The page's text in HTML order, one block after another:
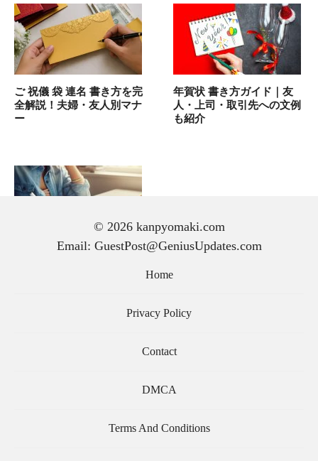
ご 祝儀 袋 連名 書き方を完
全解説！夫婦・友人別マナ
ー
年賀状 書き方ガイド｜友
人・上司・取引先への文例
も紹介
手紙 の 書き方｜初心者で
© 2026 kanpyomaki.com
Email: GuestPost@GeniusUpdates.com
Home
Privacy Policy
Contact
DMCA
Terms And Conditions